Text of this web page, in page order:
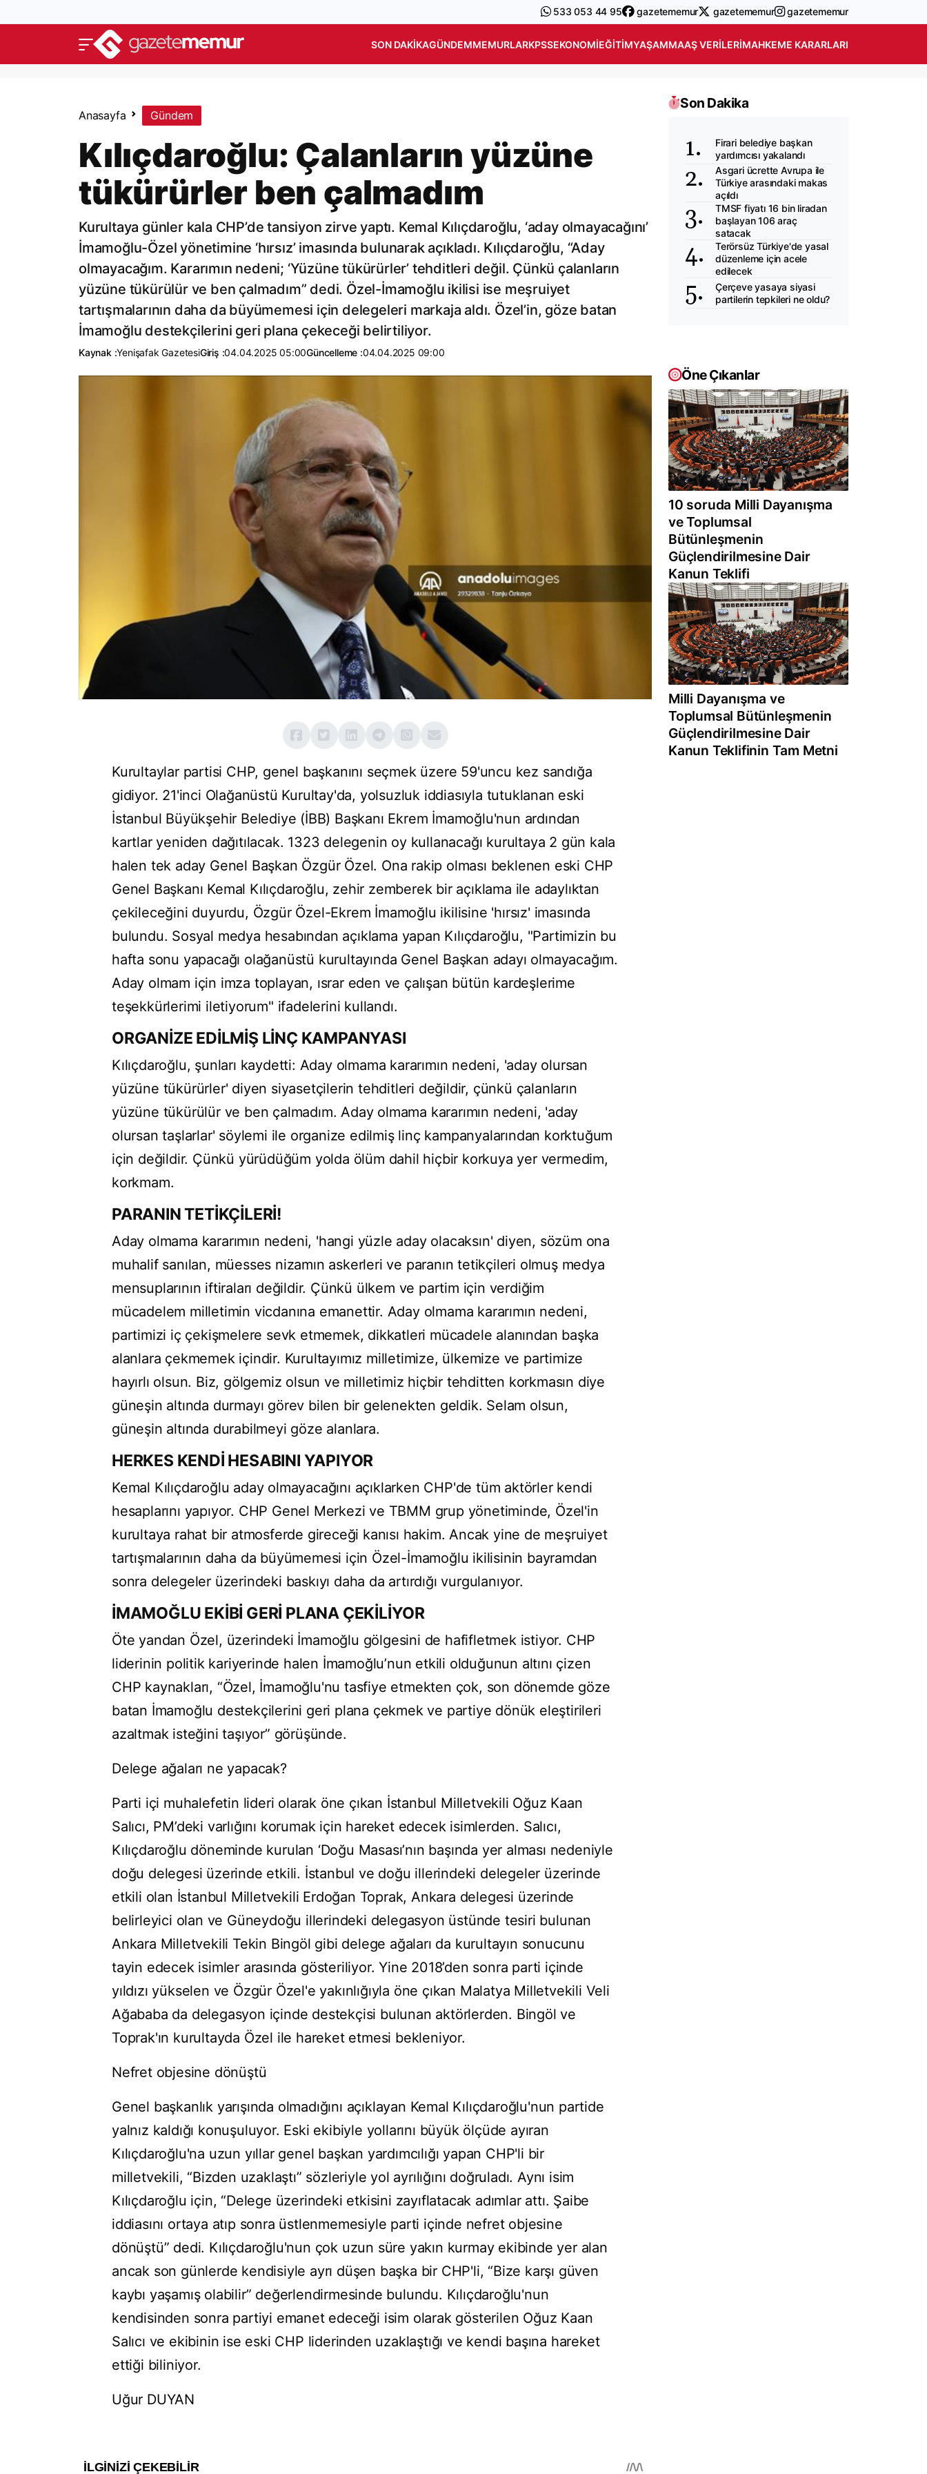
533 053 44 95 gazetememur gazetememur gazetememur
SON DAKIKAGÜNDEMMEMURLARKPSSEKONOMIEĞITIMYAŞAMMAAŞ VERILERIMAHKEME KARARLARI
Anasayfa Gündem
Kılıçdaroğlu: Çalanların yüzüne
tükürürler ben çalmadım
Kurultaya günler kala CHP’de tansiyon zirve yaptı. Kemal Kılıçdaroğlu, ‘aday olmayacağını’
İmamoğlu-Özel yönetimine ‘hırsız’ imasında bulunarak açıkladı. Kılıçdaroğlu, “Aday
olmayacağım. Kararımın nedeni; ‘Yüzüne tükürürler’ tehditleri değil. Çünkü çalanların
yüzüne tükürülür ve ben çalmadım” dedi. Özel-İmamoğlu ikilisi ise meşruiyet
tartışmalarının daha da büyümemesi için delegeleri markaja aldı. Özel’in, göze batan
İmamoğlu destekçilerini geri plana çekeceği belirtiliyor.
Kaynak :Yenişafak GazetesiGiriş :04.04.2025 05:00Güncelleme :04.04.2025 09:00
Kurultaylar partisi CHP, genel başkanını seçmek üzere 59'uncu kez sandığa
gidiyor. 21'inci Olağanüstü Kurultay'da, yolsuzluk iddiasıyla tutuklanan eski
İstanbul Büyükşehir Belediye (İBB) Başkanı Ekrem İmamoğlu'nun ardından
kartlar yeniden dağıtılacak. 1323 delegenin oy kullanacağı kurultaya 2 gün kala
halen tek aday Genel Başkan Özgür Özel. Ona rakip olması beklenen eski CHP
Genel Başkanı Kemal Kılıçdaroğlu, zehir zemberek bir açıklama ile adaylıktan
çekileceğini duyurdu, Özgür Özel-Ekrem İmamoğlu ikilisine 'hırsız' imasında
bulundu. Sosyal medya hesabından açıklama yapan Kılıçdaroğlu, "Partimizin bu
hafta sonu yapacağı olağanüstü kurultayında Genel Başkan adayı olmayacağım.
Aday olmam için imza toplayan, ısrar eden ve çalışan bütün kardeşlerime
teşekkürlerimi iletiyorum" ifadelerini kullandı.
ORGANİZE EDİLMİŞ LİNÇ KAMPANYASI
Kılıçdaroğlu, şunları kaydetti: Aday olmama kararımın nedeni, 'aday olursan
yüzüne tükürürler' diyen siyasetçilerin tehditleri değildir, çünkü çalanların
yüzüne tükürülür ve ben çalmadım. Aday olmama kararımın nedeni, 'aday
olursan taşlarlar' söylemi ile organize edilmiş linç kampanyalarından korktuğum
için değildir. Çünkü yürüdüğüm yolda ölüm dahil hiçbir korkuya yer vermedim,
korkmam.
PARANIN TETİKÇİLERİ!
Aday olmama kararımın nedeni, 'hangi yüzle aday olacaksın' diyen, sözüm ona
muhalif sanılan, müesses nizamın askerleri ve paranın tetikçileri olmuş medya
mensuplarının iftiraları değildir. Çünkü ülkem ve partim için verdiğim
mücadelem milletimin vicdanına emanettir. Aday olmama kararımın nedeni,
partimizi iç çekişmelere sevk etmemek, dikkatleri mücadele alanından başka
alanlara çekmemek içindir. Kurultayımız milletimize, ülkemize ve partimize
hayırlı olsun. Biz, gölgemiz olsun ve milletimiz hiçbir tehditten korkmasın diye
güneşin altında durmayı görev bilen bir gelenekten geldik. Selam olsun,
güneşin altında durabilmeyi göze alanlara.
HERKES KENDİ HESABINI YAPIYOR
Kemal Kılıçdaroğlu aday olmayacağını açıklarken CHP'de tüm aktörler kendi
hesaplarını yapıyor. CHP Genel Merkezi ve TBMM grup yönetiminde, Özel'in
kurultaya rahat bir atmosferde gireceği kanısı hakim. Ancak yine de meşruiyet
tartışmalarının daha da büyümemesi için Özel-İmamoğlu ikilisinin bayramdan
sonra delegeler üzerindeki baskıyı daha da artırdığı vurgulanıyor.
İMAMOĞLU EKİBİ GERİ PLANA ÇEKİLİYOR
Öte yandan Özel, üzerindeki İmamoğlu gölgesini de hafifletmek istiyor. CHP
liderinin politik kariyerinde halen İmamoğlu’nun etkili olduğunun altını çizen
CHP kaynakları, “Özel, İmamoğlu'nu tasfiye etmekten çok, son dönemde göze
batan İmamoğlu destekçilerini geri plana çekmek ve partiye dönük eleştirileri
azaltmak isteğini taşıyor” görüşünde.
Delege ağaları ne yapacak?
Parti içi muhalefetin lideri olarak öne çıkan İstanbul Milletvekili Oğuz Kaan
Salıcı, PM’deki varlığını korumak için hareket edecek isimlerden. Salıcı,
Kılıçdaroğlu döneminde kurulan ‘Doğu Masası’nın başında yer alması nedeniyle
doğu delegesi üzerinde etkili. İstanbul ve doğu illerindeki delegeler üzerinde
etkili olan İstanbul Milletvekili Erdoğan Toprak, Ankara delegesi üzerinde
belirleyici olan ve Güneydoğu illerindeki delegasyon üstünde tesiri bulunan
Ankara Milletvekili Tekin Bingöl gibi delege ağaları da kurultayın sonucunu
tayin edecek isimler arasında gösteriliyor. Yine 2018’den sonra parti içinde
yıldızı yükselen ve Özgür Özel'e yakınlığıyla öne çıkan Malatya Milletvekili Veli
Ağababa da delegasyon içinde destekçisi bulunan aktörlerden. Bingöl ve
Toprak'ın kurultayda Özel ile hareket etmesi bekleniyor.
Nefret objesine dönüştü
Genel başkanlık yarışında olmadığını açıklayan Kemal Kılıçdaroğlu'nun partide
yalnız kaldığı konuşuluyor. Eski ekibiyle yollarını büyük ölçüde ayıran
Kılıçdaroğlu'na uzun yıllar genel başkan yardımcılığı yapan CHP'li bir
milletvekili, “Bizden uzaklaştı” sözleriyle yol ayrılığını doğruladı. Aynı isim
Kılıçdaroğlu için, “Delege üzerindeki etkisini zayıflatacak adımlar attı. Şaibe
iddiasını ortaya atıp sonra üstlenmemesiyle parti içinde nefret objesine
dönüştü” dedi. Kılıçdaroğlu'nun çok uzun süre yakın kurmay ekibinde yer alan
ancak son günlerde kendisiyle ayrı düşen başka bir CHP'li, “Bize karşı güven
kaybı yaşamış olabilir” değerlendirmesinde bulundu. Kılıçdaroğlu'nun
kendisinden sonra partiyi emanet edeceği isim olarak gösterilen Oğuz Kaan
Salıcı ve ekibinin ise eski CHP liderinden uzaklaştığı ve kendi başına hareket
ettiği biliniyor.
Uğur DUYAN
Son Dakika
Firari belediye başkan
yardımcısı yakalandı
Asgari ücrette Avrupa ile
Türkiye arasındaki makas
açıldı
TMSF fiyatı 16 bin liradan
başlayan 106 araç
satacak
Terörsüz Türkiye'de yasal
düzenleme için acele
edilecek
Çerçeve yasaya siyasi
partilerin tepkileri ne oldu?
Öne Çıkanlar
10 soruda Milli Dayanışma
ve Toplumsal
Bütünleşmenin
Güçlendirilmesine Dair
Kanun Teklifi
Milli Dayanışma ve
Toplumsal Bütünleşmenin
Güçlendirilmesine Dair
Kanun Teklifinin Tam Metni